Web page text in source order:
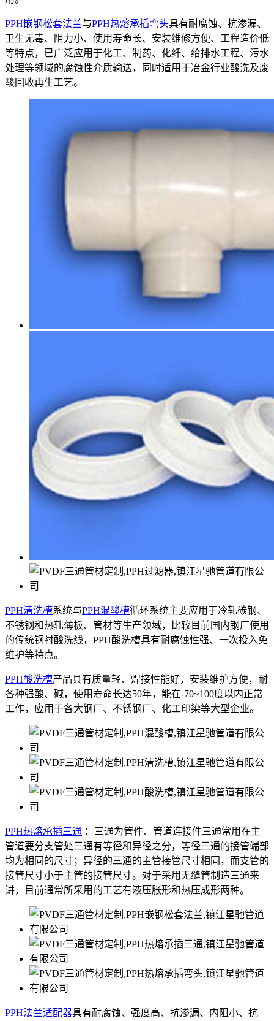
PPH嵌钢松套法兰与PPH热熔承插弯头具有耐腐蚀、抗渗漏、
卫生无毒、阻力小、使用寿命长、安装维修方便、工程造价低
等特点，已广泛应用于化工、制药、化纤、给排水工程、污水
处理等领域的腐蚀性介质输送，同时适用于冶金行业酸洗及废
酸回收再生工艺。
PPH清洗槽系统与PPH混酸槽循环系统主要应用于冷轧碳钢、
不锈钢和热轧薄板、管材等生产领域，比较目前国内钢厂使用
的传统钢衬酸洗线，PPH酸洗槽具有耐腐蚀性强、一次投入免
维护等特点。
PPH酸洗槽产品具有质量轻、焊接性能好，安装维护方便，耐
各种强酸、碱，使用寿命长达50年，能在-70~100度以内正常
工作，应用于各大钢厂、不锈钢厂、化工印染等大型企业。
PPH热熔承插三通 ：三通为管件、管道连接件三通常用在主
管道要分支管处三通有等径和异径之分，等径三通的接管端部
均为相同的尺寸；异径的三通的主管接管尺寸相同，而支管的
接管尺寸小于主管的接管尺寸。对于采用无缝管制造三通来
讲，目前通常所采用的工艺有液压胀形和热压成形两种。
PPH法兰适配器具有耐腐蚀、强度高、抗渗漏、内阻小、抗